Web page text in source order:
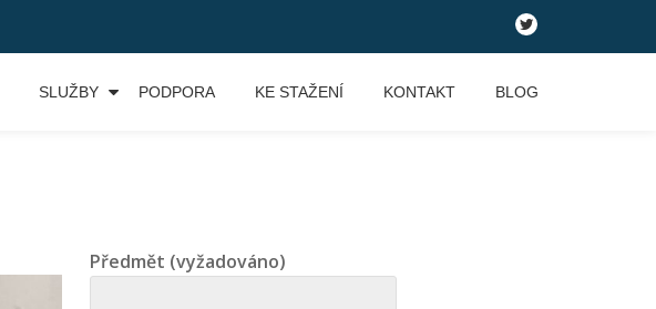
fa-
twitter
SLUŽBY PODPORA KE STAŽENÍ KONTAKT BLOG
Předmět (vyžadováno)